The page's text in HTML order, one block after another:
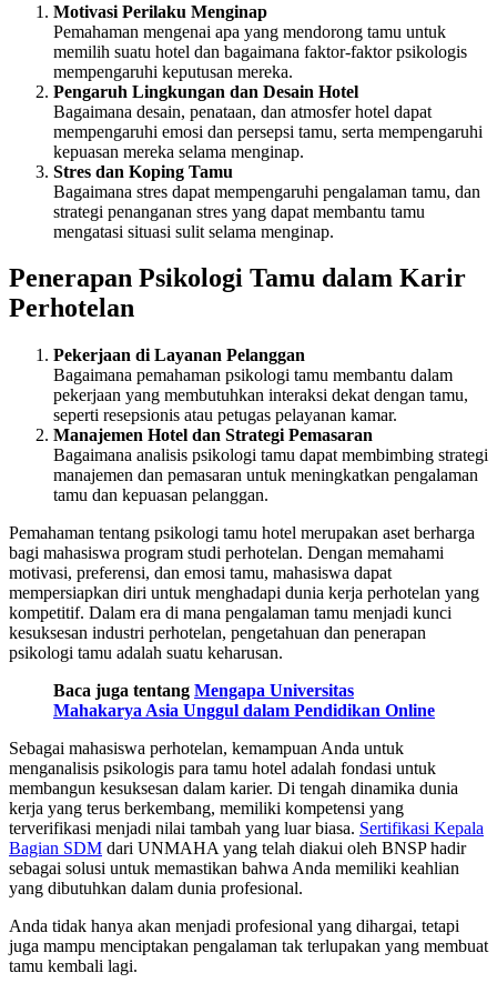
Motivasi Perilaku Menginap
Pemahaman mengenai apa yang mendorong tamu untuk
memilih suatu hotel dan bagaimana faktor-faktor psikologis
mempengaruhi keputusan mereka.
Pengaruh Lingkungan dan Desain Hotel
Bagaimana desain, penataan, dan atmosfer hotel dapat
mempengaruhi emosi dan persepsi tamu, serta mempengaruhi
kepuasan mereka selama menginap.
Stres dan Koping Tamu
Bagaimana stres dapat mempengaruhi pengalaman tamu, dan
strategi penanganan stres yang dapat membantu tamu
mengatasi situasi sulit selama menginap.
Penerapan Psikologi Tamu dalam Karir
Perhotelan
Pekerjaan di Layanan Pelanggan
Bagaimana pemahaman psikologi tamu membantu dalam
pekerjaan yang membutuhkan interaksi dekat dengan tamu,
seperti resepsionis atau petugas pelayanan kamar.
Manajemen Hotel dan Strategi Pemasaran
Bagaimana analisis psikologi tamu dapat membimbing strategi
manajemen dan pemasaran untuk meningkatkan pengalaman
tamu dan kepuasan pelanggan.
Pemahaman tentang psikologi tamu hotel merupakan aset berharga
bagi mahasiswa program studi perhotelan. Dengan memahami
motivasi, preferensi, dan emosi tamu, mahasiswa dapat
mempersiapkan diri untuk menghadapi dunia kerja perhotelan yang
kompetitif. Dalam era di mana pengalaman tamu menjadi kunci
kesuksesan industri perhotelan, pengetahuan dan penerapan
psikologi tamu adalah suatu keharusan.
Baca juga tentang Mengapa Universitas
Mahakarya Asia Unggul dalam Pendidikan Online
Sebagai mahasiswa perhotelan, kemampuan Anda untuk
menganalisis psikologis para tamu hotel adalah fondasi untuk
membangun kesuksesan dalam karier. Di tengah dinamika dunia
kerja yang terus berkembang, memiliki kompetensi yang
terverifikasi menjadi nilai tambah yang luar biasa. Sertifikasi Kepala
Bagian SDM dari UNMAHA yang telah diakui oleh BNSP hadir
sebagai solusi untuk memastikan bahwa Anda memiliki keahlian
yang dibutuhkan dalam dunia profesional.
Anda tidak hanya akan menjadi profesional yang dihargai, tetapi
juga mampu menciptakan pengalaman tak terlupakan yang membuat
tamu kembali lagi.